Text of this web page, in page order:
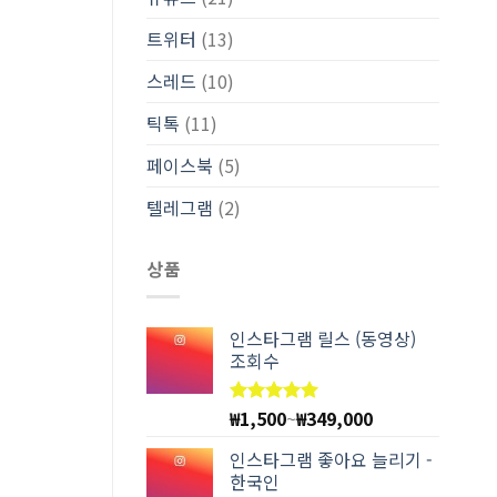
트위터 (13)
스레드 (10)
틱톡 (11)
페이스북 (5)
텔레그램 (2)
상품
인스타그램 릴스 (동영상)
조회수
5 중에서
4.97
평가됨
₩1,500~₩349,000
인스타그램 좋아요 늘리기 -
한국인